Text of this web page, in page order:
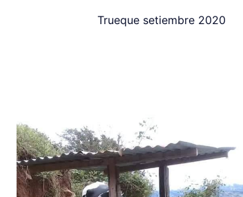
Trueque setiembre 2020